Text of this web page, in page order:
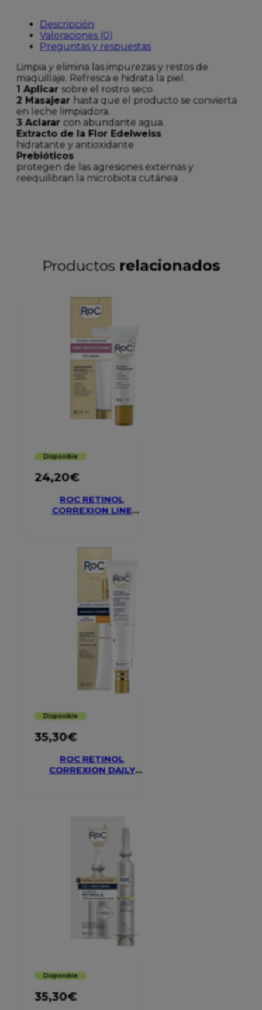
Descripción
Valoraciones (0)
Preguntas y respuestas
Limpia y elimina las impurezas y restos de
maquillaje. Refresca e hidrata la piel.
1 Aplicar sobre el rostro seco.
2 Masajear hasta que el producto se convierta
en leche limpiadora.
3 Aclarar con abundante agua.
Extracto de la Flor Edelweiss
hidratante y antioxidante
Prebióticos
protegen de las agresiones externas y
reequilibran la microbiota cutánea
Productos relacionados
Disponible
24,20€
ROC RETINOL
CORREXION LINE
Disponible
35,30€
ROC RETINOL
CORREXION DAILY
Disponible
35,30€